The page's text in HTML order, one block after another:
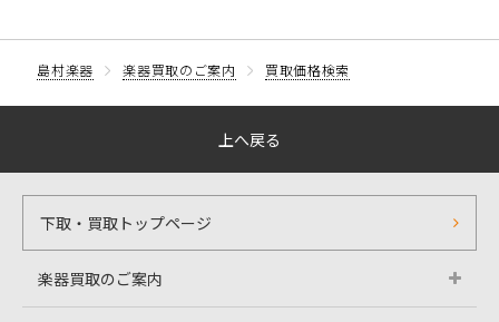
島村楽器 楽器買取のご案内 買取価格検索
上へ戻る
下取・買取トップページ
楽器買取のご案内